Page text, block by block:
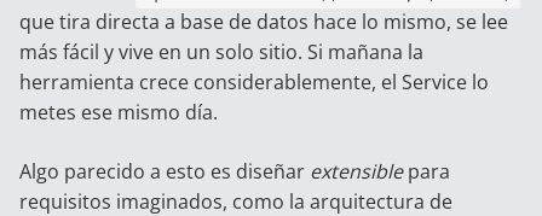
que tira directa a base de datos hace lo mismo, se lee
más fácil y vive en un solo sitio. Si mañana la
herramienta crece considerablemente, el Service lo
metes ese mismo día.
Algo parecido a esto es diseñar extensiblepara
requisitos imaginados, como la arquitectura de